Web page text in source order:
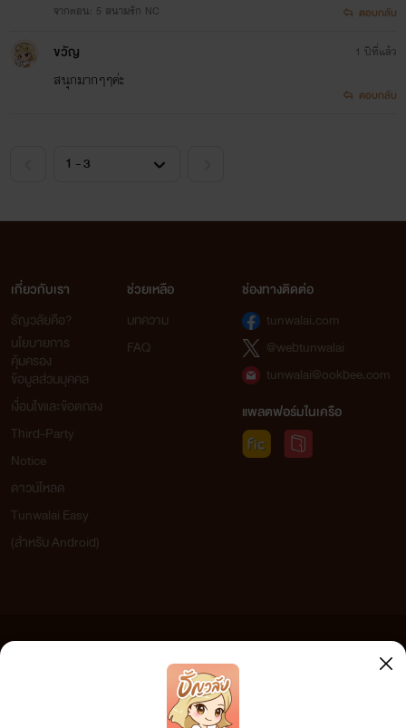
จากตอน: 5 สนามรัก NC ตอบกลับ
ขวัญ
สนุกมากๆๆค่ะ
1 ปีที่แล้ว
ตอบกลับ
เกี่ยวกับเรา
ธัญวลัยคือ?
นโยบายการ
คุ้มครอง
ข้อมูลส่วนบุคคล
เงื่อนไขและข้อตกลง
Third-Party
Notice
ดาวน์โหลด
Tunwalai Easy
(สำหรับ Android)
ช่วยเหลือ
บทความ
FAQ
ช่องทางติดต่อ
tunwalai.com
@webtunwalai
tunwalai@ookbee.com
แพลตฟอร์มในเครือ
เว็บไซต์แห่งนี้ไม่ได้เห็นด้วยและไม่ขอรับผิดชอบต่อข้อความใดๆ ทั้งสิ้น ดังนั้นผู้อ่านทุกท่านโปรดใช้
วิจารณญาณในการกลั่นกรองด้วยตนเอง และหากท่านพบข้อความใดๆ ที่ขัดต่อกฎหมายและศีลธรรม
กรุณาแจ้งมาที่ tunwalai@ookbee.com เพื่อทีมงานจะได้ดำเนินการในทันที ทั้งนี้ ทางเว็บไซต์ขอสงวน